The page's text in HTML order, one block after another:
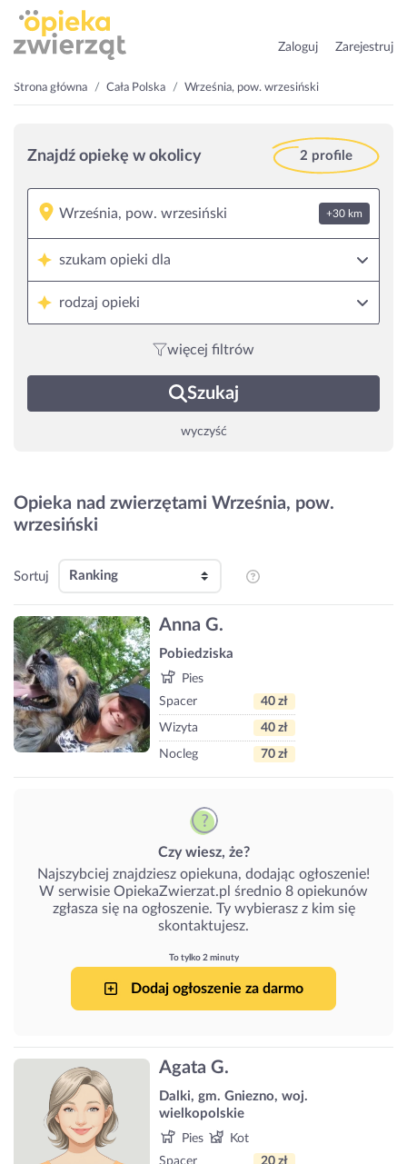
Zaloguj Zarejestruj
Strona główna Cała Polska Września, pow. wrzesiński
Znajdź opiekę w okolicy 2 profile
+30 km
szukam opieki dla
rodzaj opieki
więcej filtrów
Szukaj
wyczyść
Opieka nad zwierzętami Września, pow.
wrzesiński
Sortuj
Anna G.
Pobiedziska
Pies
Spacer
40 zł
Wizyta 40 zł
Nocleg 70 zł
Czy wiesz, że?
Najszybciej znajdziesz opiekuna, dodając ogłoszenie!
W serwisie OpiekaZwierzat.pl średnio 8 opiekunów
zgłasza się na ogłoszenie. Ty wybierasz z kim się
skontaktujesz.
To tylko 2 minuty
Dodaj ogłoszenie za darmo
Agata G.
Dalki, gm. Gniezno, woj.
wielkopolskie
Pies
Kot
Spacer
20 zł